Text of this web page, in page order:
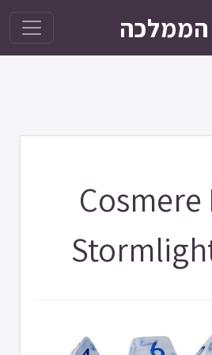
הממלכה
Cosmere